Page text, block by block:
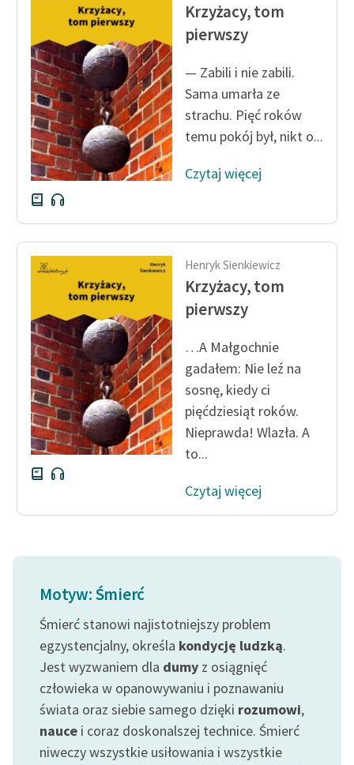
Krzyżacy, tom
pierwszy
— Zabili i nie zabili.
Sama umarła ze
strachu. Pięć roków
temu pokój był, nikt o...
Czytaj więcej
Henryk Sienkiewicz
Krzyżacy, tom
pierwszy
…A Małgochnie
gadałem: Nie leź na
sosnę, kiedy ci
pięćdziesiąt roków.
Nieprawda! Wlazła. A
to...
Czytaj więcej
Motyw: Śmierć
Śmierć stanowi najistotniejszy problem
egzystencjalny, określa kondycję ludzką.
Jest wyzwaniem dla dumy z osiągnięć
człowieka w opanowywaniu i poznawaniu
świata oraz siebie samego dzięki rozumowi,
nauce i coraz doskonalszej technice. Śmierć
niweczy wszystkie usiłowania i wszystkie